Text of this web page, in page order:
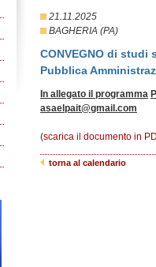
21.11.2025
BAGHERIA (PA)
CONVEGNO di studi
Pubblica
In allegato il programma
asaelpait@gmail.com
(scarica il documento in
torna al calendario